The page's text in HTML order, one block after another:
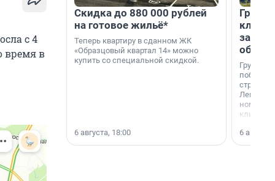
с 4
время в
Скидка до 880 000 рублей
на готовое жильё*
Теперь квартиру в сданном ЖК
«Образцовый квартал 14» можно
купить со специальной скидкой.
6 августа, 18:00
Группа
области».
6